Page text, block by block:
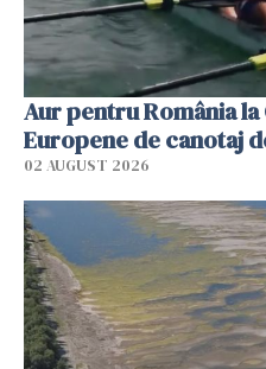
Aur pentru România
Europene de canotaj
02 AUGUST 2026